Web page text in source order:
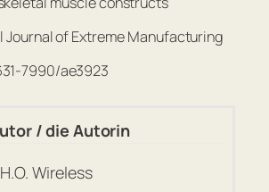
Journal of Extreme Manufacturing
7990/ae3923
/ die Autorin
H.O. Wireless